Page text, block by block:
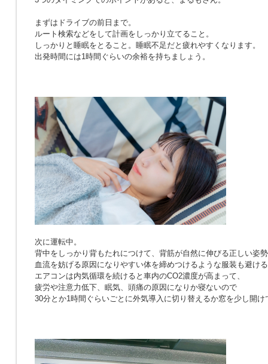
まずはドライブの前日まで。
ルート検索などをして計画をしっかり立てること。
しっかりと睡眠をとること。睡眠不足だと疲れやすくなります。
出発時間には1時間ぐらいの余裕を持ちましょう。
次に運転中。
背中をしっかり背もたれにつけて、背筋が自然に伸びる正しい姿
血流を妨げる原因になりやすい体を締めつけるような服装も避け
エアコンは内気循環を続けると車内のCO2濃度が高まって、
疲労や注意力低下、眠気、頭痛の原因になりか寝ないので
30分とか1時間ぐらいごとに外気導入に切り替えるか窓を少し開け